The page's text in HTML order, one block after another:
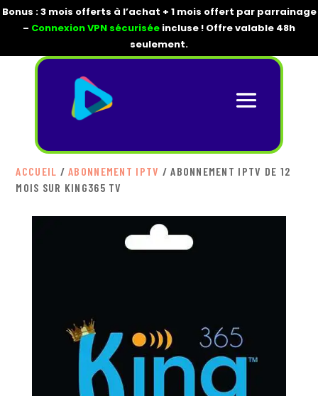
Bonus : 3 mois offerts à l’achat + 1 mois offert par parrainage
– Connexion VPN sécurisée incluse ! Offre valable 48h
seulement.
ACCUEIL /ABONNEMENT IPTV / ABONNEMENT IPTV DE 12
MOIS SUR KING365 TV